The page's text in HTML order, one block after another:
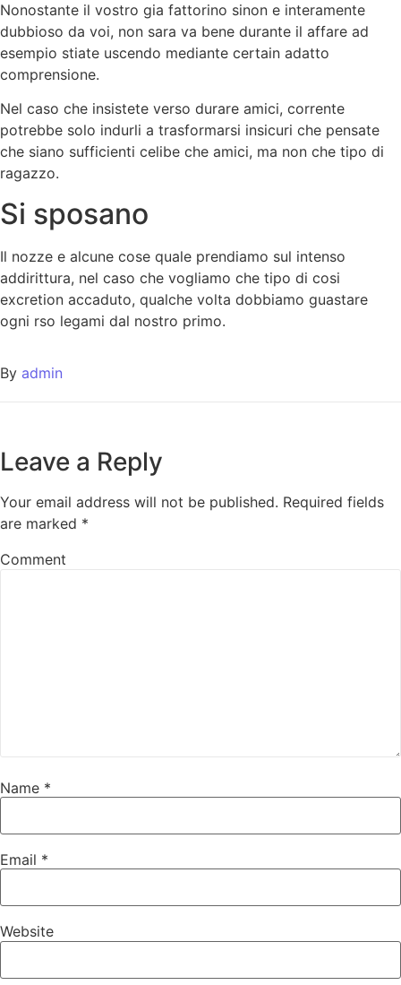
Nonostante il vostro gia fattorino sinon e interamente
dubbioso da voi, non sara va bene durante il affare ad
esempio stiate uscendo mediante certain adatto
comprensione.
Nel caso che insistete verso durare amici, corrente
potrebbe solo indurli a trasformarsi insicuri che pensate
che siano sufficienti celibe che amici, ma non che tipo di
ragazzo.
Si sposano
Il nozze e alcune cose quale prendiamo sul intenso
addirittura, nel caso che vogliamo che tipo di cosi
excretion accaduto, qualche volta dobbiamo guastare
ogni rso legami dal nostro primo.
By admin
Leave a Reply
Your email address will not be published. Required fields
are marked *
Comment
Name *
Email *
Website